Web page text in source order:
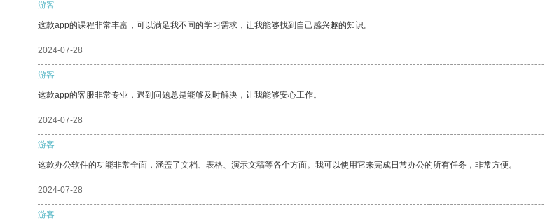
游客
这款app的课程非常丰富，可以满足我不同的学习需求，让我能够找到自己感兴趣的知识。
2024-07-28
游客
这款app的客服非常专业，遇到问题总是能够及时解决，让我能够安心工作。
2024-07-28
游客
这款办公软件的功能非常全面，涵盖了文档、表格、演示文稿等各个方面。我可以使用它来完成日常办公的所有任务，非常方便。
2024-07-28
游客